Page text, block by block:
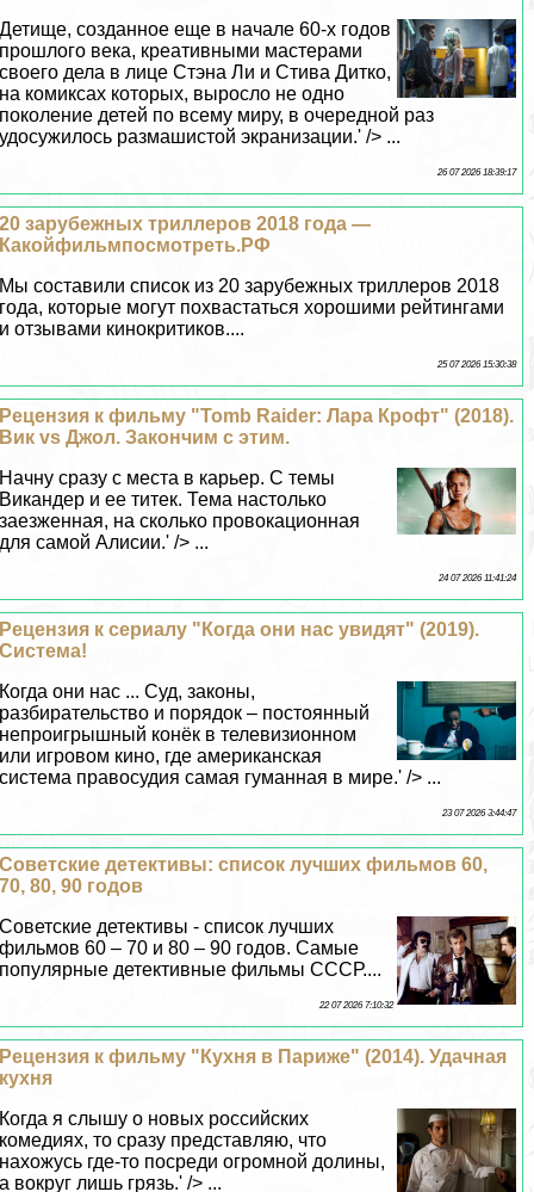
Детище, созданное еще в начале 60-х годов
прошлого века, креативными мастерами
своего дела в лице Стэна Ли и Стива Дитко,
на комиксах которых, выросло не одно
поколение детей по всему миру, в очередной раз
удосужилось размашистой экранизации.' /> ...
26 07 2026 18:39:17
20 зарубежных триллеров 2018 года —
Какойфильмпосмотреть.РФ
Мы составили список из 20 зарубежных триллеров 2018
года, которые могут похвастаться хорошими рейтингами
и отзывами кинокритиков....
25 07 2026 15:30:38
Рецензия к фильму "Tomb Raider: Лара Крофт" (2018).
Вик vs Джол. Закончим с этим.
Начну сразу с места в карьер. С темы
Викандер и ее титек. Тема настолько
заезженная, на сколько провокационная
для самой Алисии.' /> ...
24 07 2026 11:41:24
Рецензия к сериалу "Когда они нас увидят" (2019).
Система!
Когда они нас ... Суд, законы,
разбирательство и порядок – постоянный
непроигрышный конёк в телевизионном
или игровом кино, где американская
система правосудия самая гуманная в мире.' /> ...
23 07 2026 3:44:47
Советские детективы: список лучших фильмов 60,
70, 80, 90 годов
Советские детективы - список лучших
фильмов 60 – 70 и 80 – 90 годов. Самые
популярные детективные фильмы СССР....
22 07 2026 7:10:32
Рецензия к фильму "Кухня в Париже" (2014). Удачная
кухня
Когда я слышу о новых российских
комедиях, то сразу представляю, что
нахожусь где-то посреди огромной долины,
а вокруг лишь грязь.' /> ...